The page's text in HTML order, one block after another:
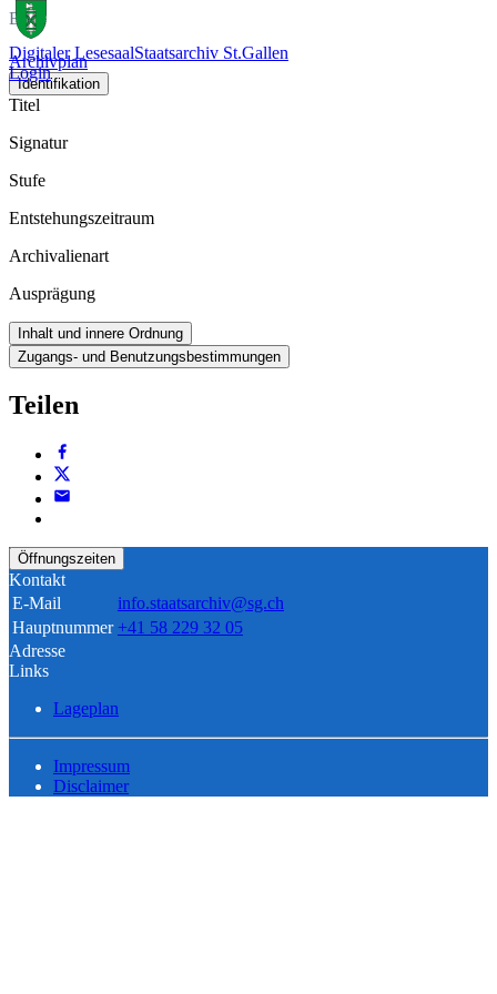
Digitaler LesesaalStaatsarchiv St.Gallen
Login
Buch
Archivplan
Identifikation
Titel
Signatur
Stufe
Entstehungszeitraum
Archivalienart
Ausprägung
Inhalt und innere Ordnung
Zugangs- und Benutzungsbestimmungen
Teilen
Öffnungszeiten
Kontakt
E-Mail
info.staatsarchiv@sg.ch
Hauptnummer +41 58 229 32 05
Adresse
Links
Lageplan
Impressum
Disclaimer